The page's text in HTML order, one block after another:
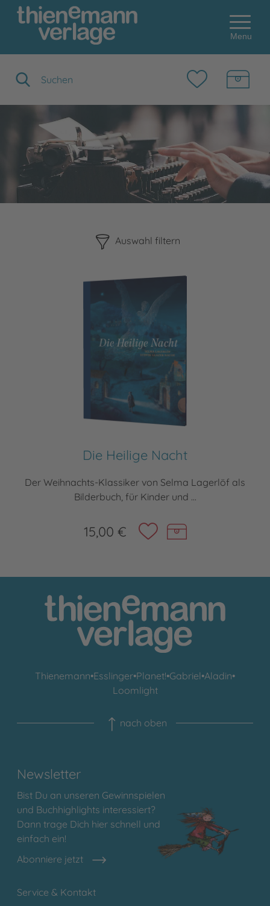
Menu
Auswahl filtern
Die Heilige Nacht
Der Weihnachts-Klassiker von Selma Lagerlöf als
Bilderbuch, für Kinder und ...
15,00 €
Thienemann•Esslinger•Planet!•Gabriel•Aladin•
Loomlight
nach oben
Newsletter
Bist Du an unseren Gewinnspielen
und Buchhighlights interessiert?
Dann trage Dich hier schnell und
einfach ein!
Abonniere jetzt
Service & Kontakt